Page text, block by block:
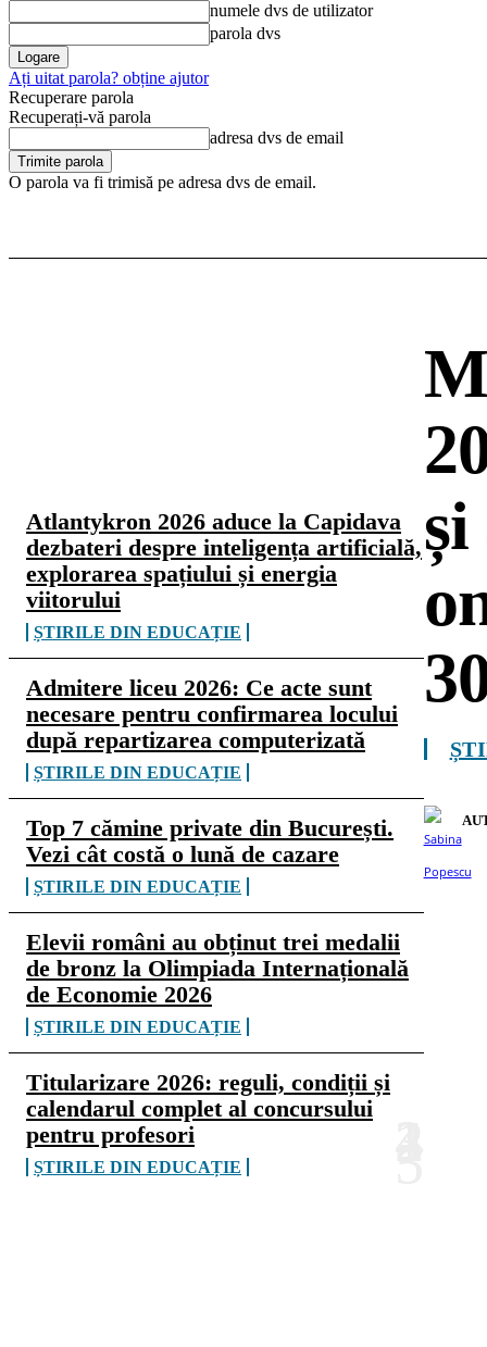
numele dvs de utilizator
parola dvs
Ați uitat parola? obține ajutor
Recuperare parola
Recuperați-vă parola
adresa dvs de email
O parola va fi trimisă pe adresa dvs de email.
Atlantykron 2026 aduce la Capidava
dezbateri despre inteligența artificială,
explorarea spațiului și energia
viitorului
ȘTIRILE DIN EDUCAȚIE
Admitere liceu 2026: Ce acte sunt
necesare pentru confirmarea locului
după repartizarea computerizată
ȘTIRILE DIN EDUCAȚIE
Top 7 cămine private din București.
Vezi cât costă o lună de cazare
ȘTIRILE DIN EDUCAȚIE
Elevii români au obținut trei medalii
de bronz la Olimpiada Internațională
de Economie 2026
ȘTIRILE DIN EDUCAȚIE
Titularizare 2026: reguli, condiții și
calendarul complet al concursului
pentru profesori
ȘTIRILE DIN EDUCAȚIE